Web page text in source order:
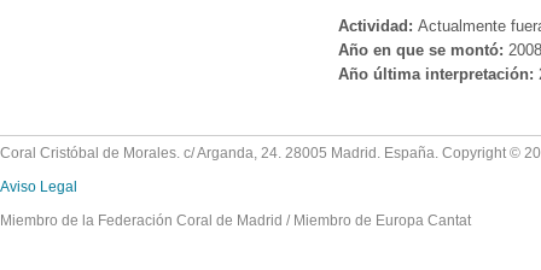
Actividad: Actualmente
Año en que se montó: 2008
Año última interpretación:
Coral Cristóbal de Morales. c/ Arganda, 24. 28005 Madrid. España. Copyright ©
Aviso Legal
Miembro de la Federación Coral de Madrid / Miembro de Europa Cantat